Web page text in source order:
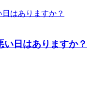
日はありますか？